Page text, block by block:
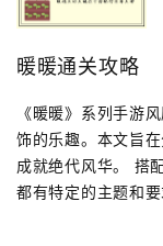
暖暖通关攻略
《暖暖》系列手游
饰的乐趣。本文旨
成就绝代风华。 搭
都有特定的主题和